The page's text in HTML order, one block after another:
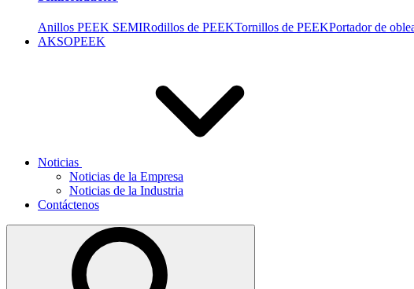
Anillos PEEK SEMIRodillos de PEEKTornillos de PEEKPortador de
AKSOPEEK
Noticias
Noticias de la Empresa
Noticias de la Industria
Contáctenos